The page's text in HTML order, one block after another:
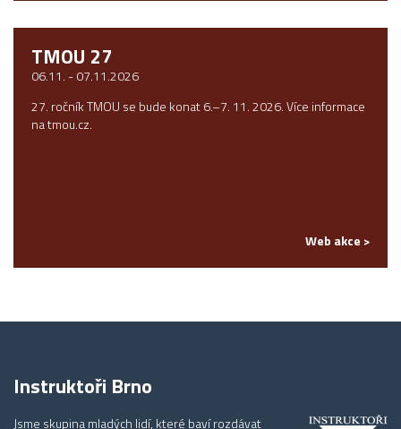
TMOU 27
06.11. - 07.11.2026
27. ročník TMOU se bude konat 6.–7. 11. 2026. Více informace
na tmou.cz.
Web akce >
Instruktoři Brno
Jsme skupina mladých lidí, které baví rozdávat